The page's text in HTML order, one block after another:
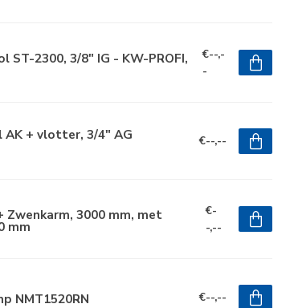
ST-2300, 3/8" IG - KW-PROFI,
€--,-
-
+ vlotter, 3/4" AG €--,--
Zwenkarm, 3000 mm, met
mm
€-
-,--
NMT1520RN €--,--